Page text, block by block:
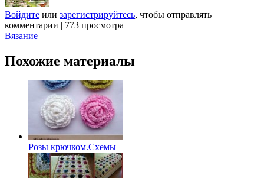
Войдите или зарегистрируйтесь, чтобы отправлять
комментарии | 773 просмотра |
Вязание
Похожие материалы
Розы крючком.Схемы